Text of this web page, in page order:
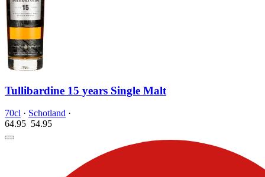
Tullibardine 15 years Single Malt
70cl · Schotland ·
64.95 54.95